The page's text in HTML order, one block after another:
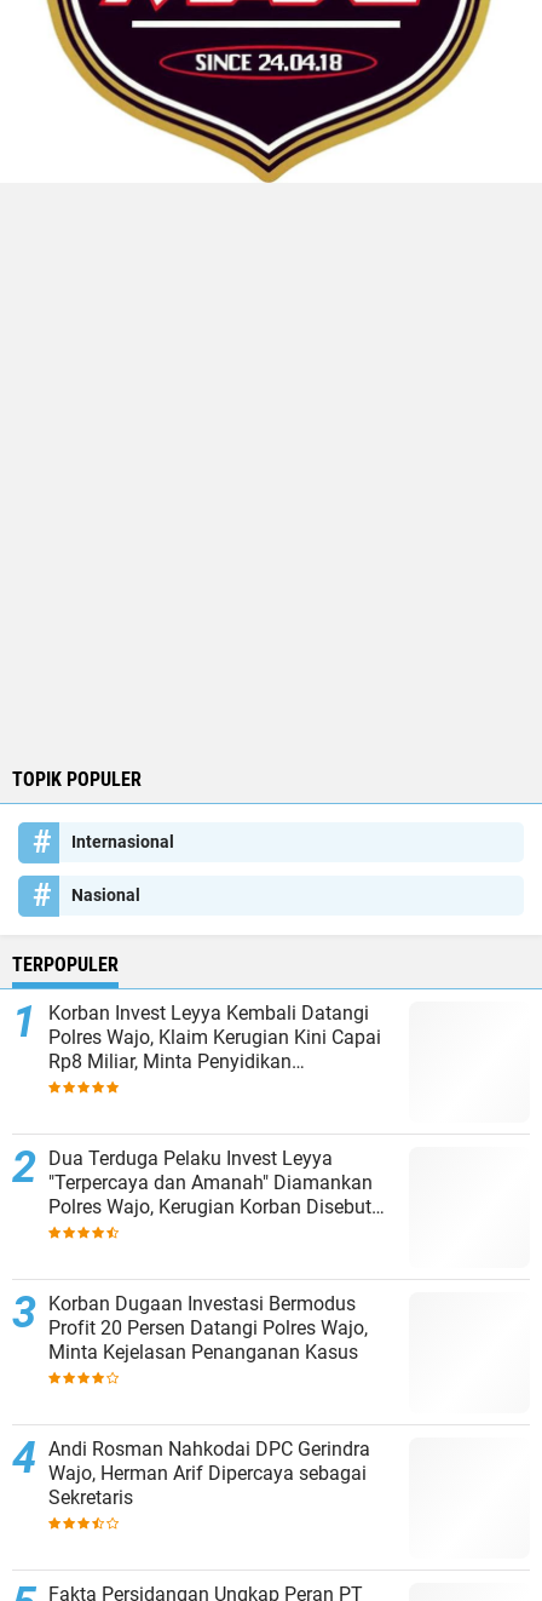
TOPIK POPULER
Internasional
Nasional
TERPOPULER
Korban Invest Leyya Kembali Datangi
Polres Wajo, Klaim Kerugian Kini Capai
Rp8 Miliar, Minta Penyidikan
Dituntaskan
Dua Terduga Pelaku Invest Leyya
"Terpercaya dan Amanah" Diamankan
Polres Wajo, Kerugian Korban Disebut
Capai Rp8 Miliar
Korban Dugaan Investasi Bermodus
Profit 20 Persen Datangi Polres Wajo,
Minta Kejelasan Penanganan Kasus
Andi Rosman Nahkodai DPC Gerindra
Wajo, Herman Arif Dipercaya sebagai
Sekretaris
Fakta Persidangan Ungkap Peran PT